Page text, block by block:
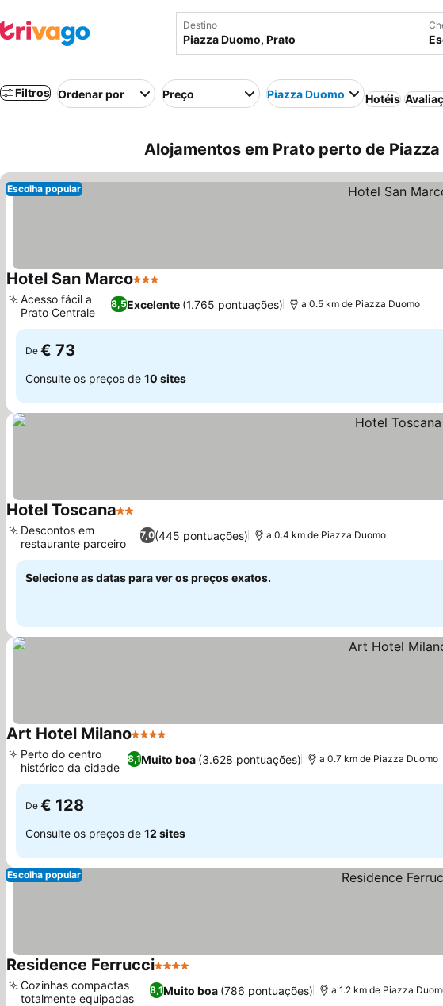
Destino
Filtros Ordenar por Preço Piazza Duomo Hotéis
Alojamentos em Prato perto de
Escolha popular
Hotel San Marco3 Estrelas
8,5Excelente (1.765 pontuações)
Acesso fácil a
Prato Centrale
a 0.5 km de Piazza Duomo
De € 73
Consulte os preços de 10 sites
Hotel Toscana2 Estrelas
7,0(445 pontuações)
Descontos em
restaurante parceiro
a 0.4 km de Piazza Duomo
Selecione as datas para ver os preços exatos.
Art Hotel Milano4 Estrelas
8,1Muito boa (3.628 pontuações)
Perto do centro
histórico da cidade
a 0.7 km de Piazza Duomo
De € 128
Consulte os preços de 12 sites
Escolha popular
Residence Ferrucci4 Estrelas
8,1Muito boa (786 pontuações)
Cozinhas compactas
totalmente equipadas
a 1.2 km de Piazza